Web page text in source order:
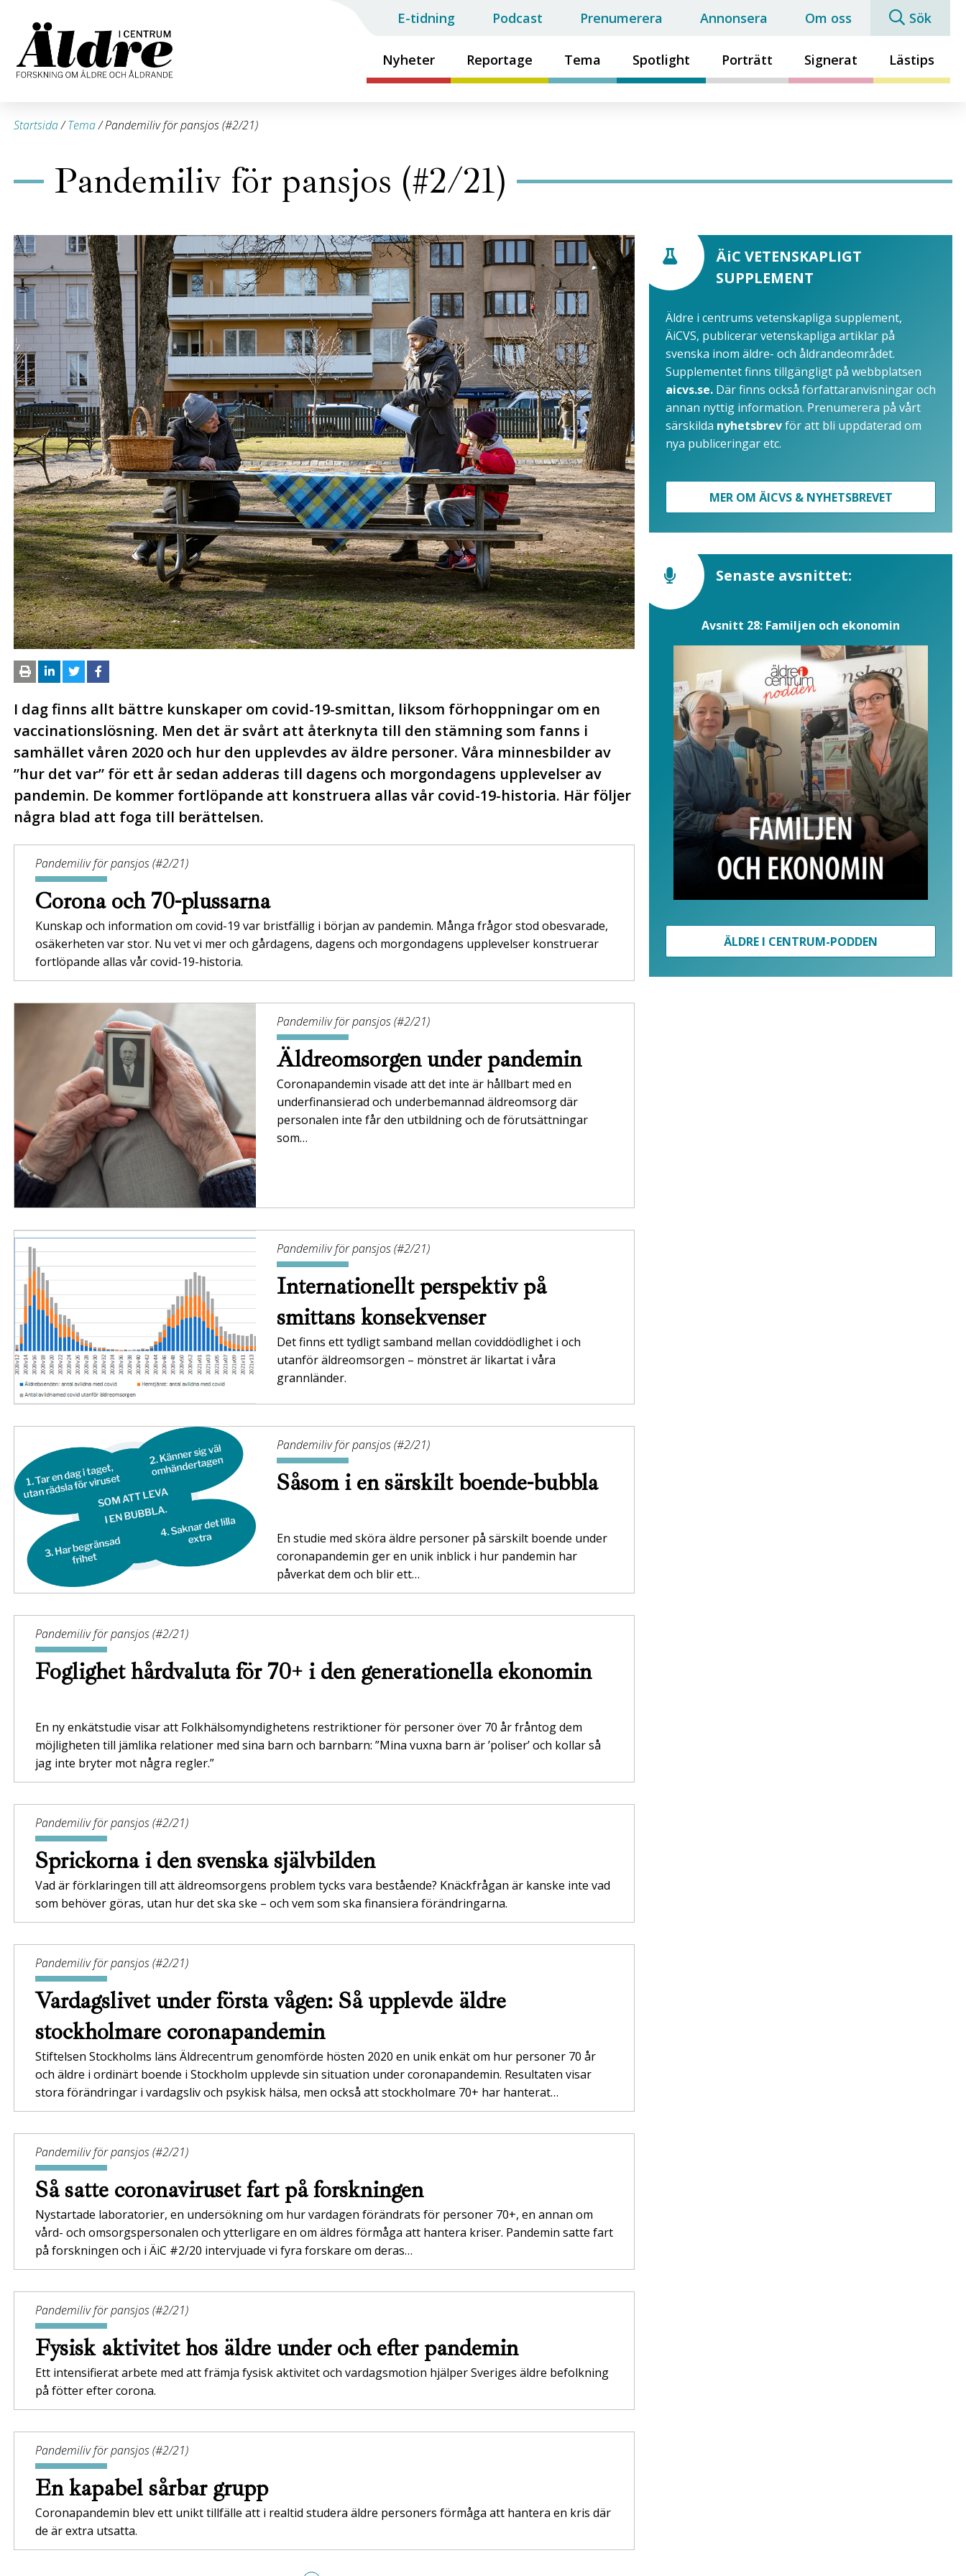
Nyheter Reportage Tema Spotlight Porträtt Signerat Lästips
E-tidning Podcast Prenumerera Annonsera Om oss Sök
Startsida/Tema/Pandemiliv för pansjos (#2/21)
Pandemiliv för pansjos (#2/21)
I dag finns allt bättre kunskaper om covid-19-smittan, liksom förhoppningar om en
vaccinations­lösning. Men det är svårt att återknyta till den stämning som fanns i
samhället våren 2020 och hur den upplevdes av äldre personer. Våra minnesbilder av
”hur det var” för ett år sedan adderas till dagens och morgondagens upplevelser av
pandemin. De kommer fortlöpande att konstruera allas vår covid-19-historia. Här följer
några blad att foga till berättelsen.
Pandemiliv för pansjos (#2/21)
Corona och 70-plussarna
Kunskap och information om covid-19 var bristfällig i början av pandemin. Många frågor stod obesvarade,
osäkerheten var stor. Nu vet vi mer och gårdagens, dagens och morgondagens upplevelser konstruerar
fortlöpande allas vår covid-19-historia.
Pandemiliv för pansjos (#2/21)
Äldreomsorgen under pandemin
Coronapandemin visade att det inte är hållbart med en
underfinansierad och underbemannad äldreomsorg där
personalen inte får den utbildning och de förutsättningar
som…
Pandemiliv för pansjos (#2/21)
Internationellt perspektiv på
smittans konsekvenser
Det finns ett tydligt samband mellan coviddödlighet i och
utanför äldreomsorgen – mönstret är likartat i våra
grannländer.
Pandemiliv för pansjos (#2/21)
Såsom i en särskilt boende-bubbla
En studie med sköra äldre personer på särskilt boende under
coronapandemin ger en unik inblick i hur pandemin har
påverkat dem och blir ett…
Pandemiliv för pansjos (#2/21)
Foglighet hårdvaluta för 70+ i den generationella ekonomin
En ny enkätstudie visar att Folkhälsomyndighetens restriktioner för personer över 70 år fråntog dem
möjligheten till jämlika relationer med sina barn och barnbarn: ”Mina vuxna barn är ’poliser’ och kollar så
jag inte bryter mot några regler.”
Pandemiliv för pansjos (#2/21)
Sprickorna i den svenska självbilden
Vad är förklaringen till att äldreomsorgens problem tycks vara bestående? Knäckfrågan är kanske inte vad
som behöver göras, utan hur det ska ske – och vem som ska finansiera förändringarna.
Pandemiliv för pansjos (#2/21)
Vardagslivet under första vågen: Så upplevde äldre
stockholmare coronapandemin
Stiftelsen Stockholms läns Äldrecentrum genomförde hösten 2020 en unik enkät om hur personer 70 år
och äldre i ordinärt boende i Stockholm upplevde sin situation under coronapandemin. Resultaten visar
stora förändringar i vardagsliv och psykisk hälsa, men också att stockholmare 70+ har hanterat…
Pandemiliv för pansjos (#2/21)
Så satte coronaviruset fart på forskningen
Nystartade laboratorier, en undersökning om hur vardagen förändrats för personer 70+, en annan om
vård- och omsorgspersonalen och ytterligare en om äldres förmåga att hantera kriser. Pandemin satte fart
på forskningen och i ÄiC #2/20 intervjuade vi fyra forskare om deras…
Pandemiliv för pansjos (#2/21)
Fysisk aktivitet hos äldre under och efter pandemin
Ett intensifierat arbete med att främja fysisk aktivitet och vardagsmotion hjälper Sveriges äldre befolkning
på fötter efter corona.
Pandemiliv för pansjos (#2/21)
En kapabel sårbar grupp
Coronapandemin blev ett unikt tillfälle att i realtid studera äldre personers förmåga att hantera en kris där
de är extra utsatta.
ÄiC VETENSKAPLIGT
SUPPLEMENT
Äldre i centrums vetenskapliga supplement,
ÄiCVS, publicerar vetenskapliga artiklar på
svenska inom äldre- och åldrandeområdet.
Supplementet finns tillgängligt på webbplatsen
aicvs.se. Där finns också författaranvisningar och
annan nyttig information. Prenumerera på vårt
särskilda nyhetsbrevför att bli uppdaterad om
nya publiceringar etc.
MER OM ÄICVS & NYHETSBREVET
Senaste avsnittet:
Avsnitt 28: Familjen och ekonomin
ÄLDRE I CENTRUM-PODDEN